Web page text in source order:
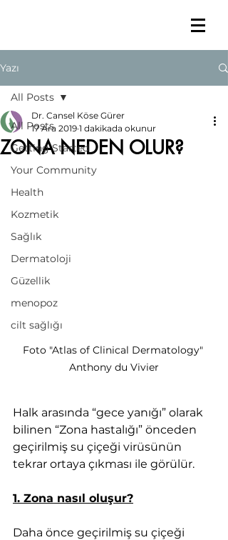
Yazı
All Posts
Getting Started
Your Community
Health
Kozmetik
Sağlık
Dermatoloji
Güzellik
menopoz
cilt sağlığı
All Posts
ZONA NEDEN OLUR?
Dr. Cansel Köse Gürer
17 Ara 2019 1 dakikada okunur
Foto "Atlas of Clinical Dermatology"
Anthony du Vivier
Halk arasında “gece yanığı” olarak
bilinen “Zona hastalığı” önceden
geçirilmiş su çiçeği virüsünün
tekrar ortaya çıkması ile görülür.
1. Zona nasıl oluşur?
Daha önce geçirilmiş su çiçeği